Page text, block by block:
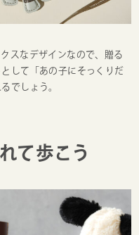
スなデザインなので、贈る
して「あの子にそっくりだ
でしょう。
て歩こう